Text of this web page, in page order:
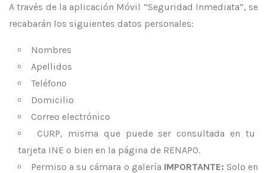
A través de la aplicación Móvil “Seguridad Inmediata”, se
recabarán los siguientes datos personales:
Nombres
Apellidos
Teléfono
Domicilio
Correo electrónico
CURP, misma que puede ser consultada en tu
tarjeta INE o bien en la página de RENAPO.
Permiso a su cámara o galería IMPORTANTE: Solo en